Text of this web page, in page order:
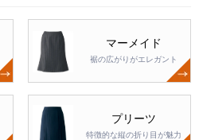
マーメイド
裾の広がりがエレガント
プリーツ
特徴的な縦の折り目が魅力